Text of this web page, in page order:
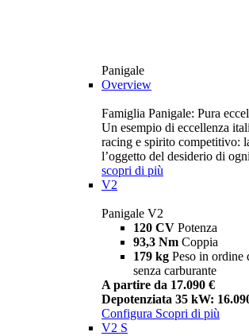
Panigale
Overview
Famiglia Panigale: Pura
Un esempio di eccellenza
racing e spirito competitivo:
l’oggetto del desiderio di
scopri di più
V2
Panigale V2
120 CV Potenza
93,3 Nm Coppia
179 kg Peso in ordine
senza carburante
A partire da 17.090 €
Depotenziata 35 kW:
Configura Scopri di più
V2 S